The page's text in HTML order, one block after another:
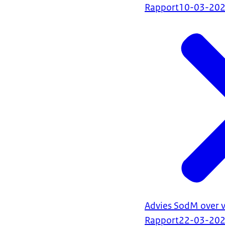
Rapport10-03-
Advies SodM
Rapport22-03-